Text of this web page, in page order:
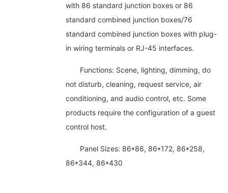
with 86 standard junction boxes or 86
standard combined junction boxes/76
standard combined junction boxes with plug-
in wiring terminals or RJ-45 interfaces.
Functions: Scene, lighting, dimming, do
not disturb, cleaning, request service, air
conditioning, and audio control, etc. Some
products require the configuration of a guest
control host.
Panel Sizes: 86*86, 86*172, 86*258,
86*344, 86*430